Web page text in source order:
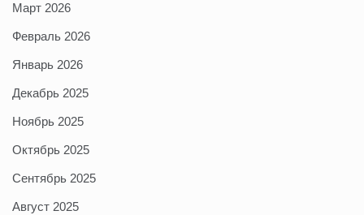
Март 2026
Февраль 2026
Январь 2026
Декабрь 2025
Ноябрь 2025
Октябрь 2025
Сентябрь 2025
Август 2025